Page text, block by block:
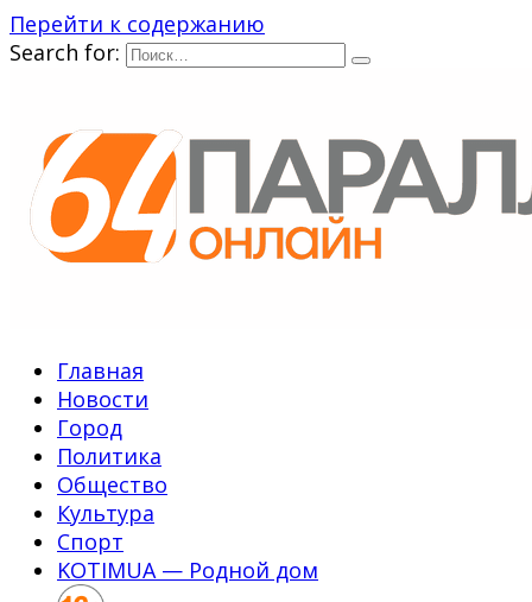
Перейти к содержанию
Search for:
Главная
Новости
Город
Политика
Общество
Культура
Спорт
KOTIMUA — Родной дом